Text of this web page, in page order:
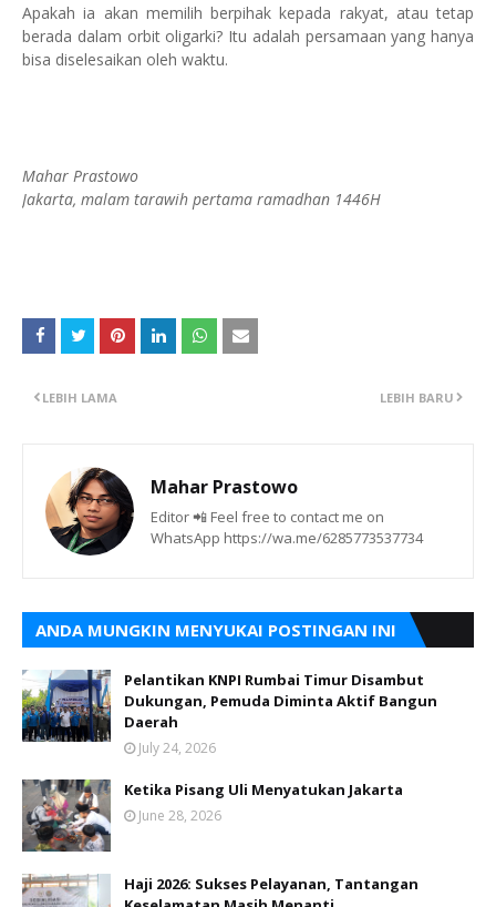
Apakah ia akan memilih berpihak kepada rakyat, atau tetap
berada dalam orbit oligarki? Itu adalah persamaan yang hanya
bisa diselesaikan oleh waktu.
Mahar Prastowo
Jakarta, malam tarawih pertama ramadhan 1446H
LEBIH BARU
LEBIH LAMA
Mahar Prastowo
Editor 📲 Feel free to contact me on
WhatsApp https://wa.me/6285773537734
ANDA MUNGKIN MENYUKAI POSTINGAN INI
Pelantikan KNPI Rumbai Timur Disambut
Dukungan, Pemuda Diminta Aktif Bangun
Daerah
July 24, 2026
Ketika Pisang Uli Menyatukan Jakarta
June 28, 2026
Haji 2026: Sukses Pelayanan, Tantangan